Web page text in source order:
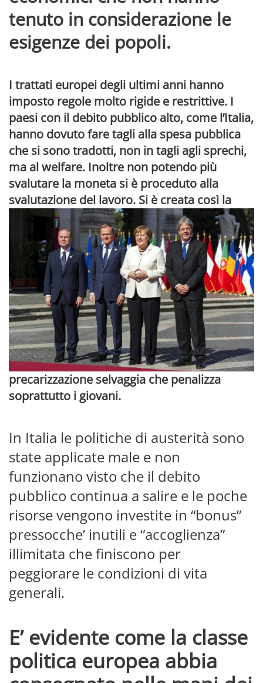
tenuto in considerazione le
esigenze dei popoli.
I trattati europei degli ultimi anni hanno
imposto regole molto rigide e restrittive. I
paesi con il debito pubblico alto, come l’Italia,
hanno dovuto fare tagli alla spesa pubblica
che si sono tradotti, non in tagli agli sprechi,
ma al welfare. Inoltre non potendo più
svalutare la moneta si è proceduto alla
svalutazione del lavoro. Si è creata così la
precarizzazione selvaggia che penalizza
soprattutto i giovani.
In Italia le politiche di austerità sono
state applicate male e non
funzionano visto che il debito
pubblico continua a salire e le poche
risorse vengono investite in “bonus”
pressocche’ inutili e “accoglienza”
illimitata che finiscono per
peggiorare le condizioni di vita
generali.
E’ evidente come la classe
politica europea abbia